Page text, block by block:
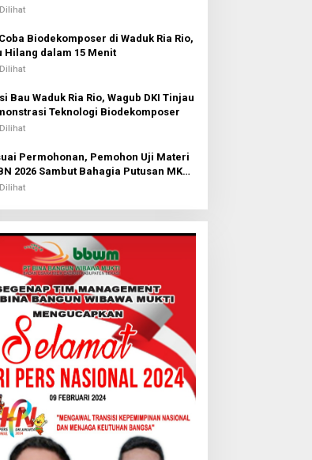
Pohon di Pantai Sederhana
Biodekomposer di Waduk Ria Rio,
Hilang dalam 15 Menit
Bau Waduk Ria Rio, Wagub DKI Tinjau
Teknologi Biodekomposer
Permohonan, Pemohon Uji Materi
2026 Sambut Bahagia Putusan MK
Anggaran MBG